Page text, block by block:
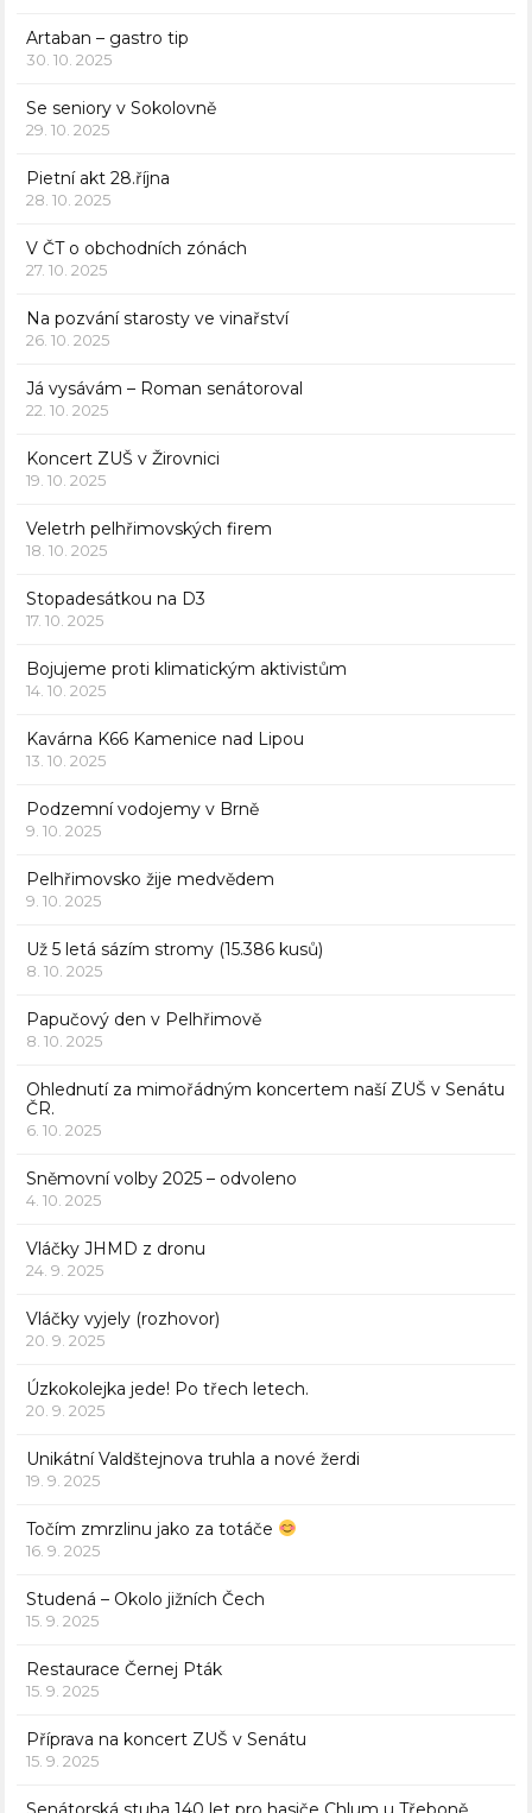
Artaban – gastro tip
30. 10. 2025
Se seniory v Sokolovně
29. 10. 2025
Pietní akt 28.října
28. 10. 2025
V ČT o obchodních zónách
27. 10. 2025
Na pozvání starosty ve vinařství
26. 10. 2025
Já vysávám – Roman senátoroval
22. 10. 2025
Koncert ZUŠ v Žirovnici
19. 10. 2025
Veletrh pelhřimovských firem
18. 10. 2025
Stopadesátkou na D3
17. 10. 2025
Bojujeme proti klimatickým aktivistům
14. 10. 2025
Kavárna K66 Kamenice nad Lipou
13. 10. 2025
Podzemní vodojemy v Brně
9. 10. 2025
Pelhřimovsko žije medvědem
9. 10. 2025
Už 5 letá sázím stromy (15.386 kusů)
8. 10. 2025
Papučový den v Pelhřimově
8. 10. 2025
Ohlednutí za mimořádným koncertem naší ZUŠ v Senátu
ČR.
6. 10. 2025
Sněmovní volby 2025 – odvoleno
4. 10. 2025
Vláčky JHMD z dronu
24. 9. 2025
Vláčky vyjely (rozhovor)
20. 9. 2025
Úzkokolejka jede! Po třech letech.
20. 9. 2025
Unikátní Valdštejnova truhla a nové žerdi
19. 9. 2025
Točím zmrzlinu jako za totáče
16. 9. 2025
Studená – Okolo jižních Čech
15. 9. 2025
Restaurace Černej Pták
15. 9. 2025
Příprava na koncert ZUŠ v Senátu
15. 9. 2025